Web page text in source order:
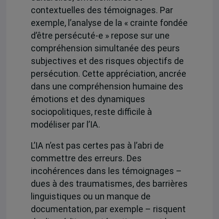
contextuelles des témoignages. Par
exemple, l’analyse de la « crainte fondée
d’être persécuté-e »repose sur une
compréhension simultanée des peurs
subjectives et des risques objectifs de
persécution. Cette appréciation, ancrée
dans une compréhension humaine des
émotions et des dynamiques
sociopolitiques, reste difficile à
modéliser par l’IA.
L’IA n’est pas certes pas à l’abri de
commettre des erreurs. Des
incohérences dans les témoignages –
dues à des traumatismes, des barrières
linguistiques ou un manque de
documentation, par exemple – risquent